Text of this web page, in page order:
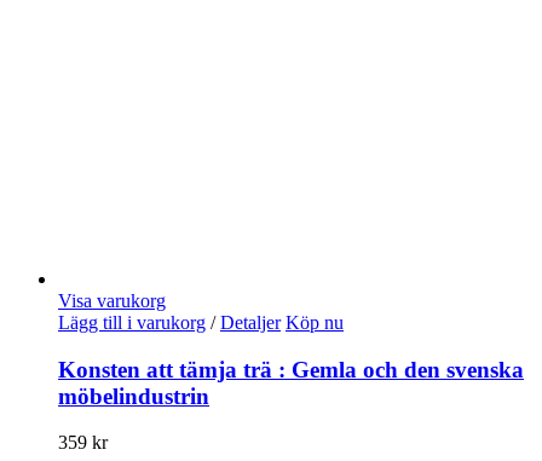
Visa varukorg
Lägg till i varukorg / Detaljer Köp nu
Konsten att tämja trä : Gemla och den svenska
möbelindustrin
359 kr